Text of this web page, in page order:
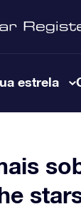
estrela